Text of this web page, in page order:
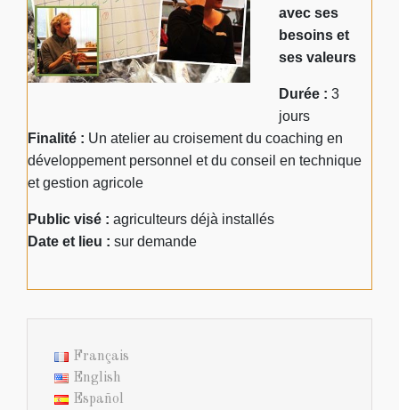
avec ses
besoins et
ses valeurs
Durée : 3
jours
Finalité : Un atelier au croisement du coaching en
développement personnel et du conseil en technique
et gestion agricole
Public visé : agriculteurs déjà installés
Date et lieu : sur demande
Français
English
Español